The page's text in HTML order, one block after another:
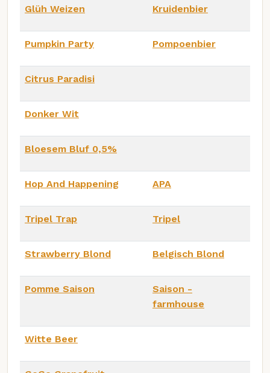
Glüh Weizen Kruidenbier
Pumpkin Party Pompoenbier
Citrus Paradisi
Donker Wit
Bloesem Bluf 0,5%
Hop And Happening APA
Tripel Trap Tripel
Strawberry Blond Belgisch Blond
Pomme Saison
Saison -
farmhouse
Witte Beer